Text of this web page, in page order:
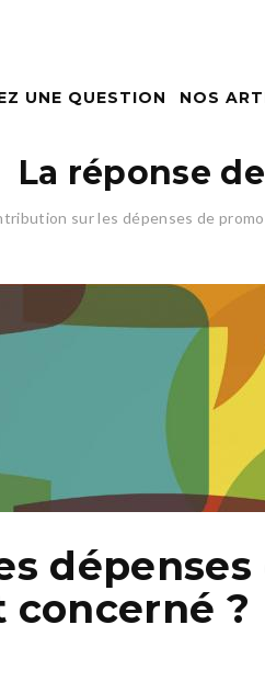
UNE QUESTION NOS
La réponse
sur les dépenses de
concerné ?